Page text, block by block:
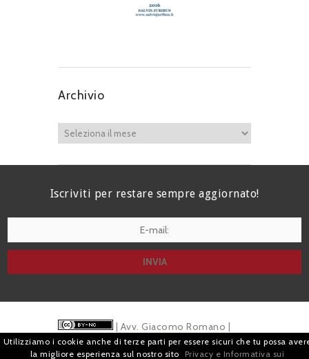
Archivio
Iscriviti per restare sempre aggiornato!
| Avv. Giacomo Romano |
Piazza di Campitelli, 2 - 00186 Roma | P.I.
Utilizziamo i cookie anche di terze parti per essere sicuri che tu possa
la migliore esperienza sul nostro sito
Privacy e Informativa sui